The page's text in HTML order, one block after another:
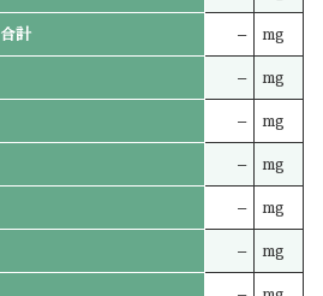
合計 – mg
– mg
– mg
– mg
– mg
– mg